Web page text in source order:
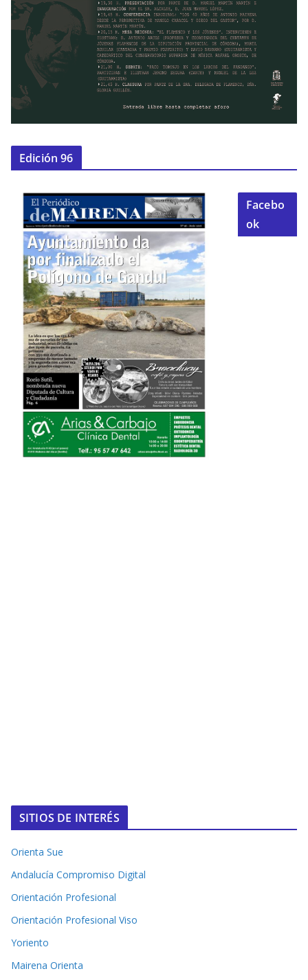
Edición 96
Facebo
ok
SITIOS DE INTERÉS
Orienta Sue
Andalucía Compromiso Digital
Orientación Profesional
Orientación Profesional Viso
Yoriento
Mairena Orienta